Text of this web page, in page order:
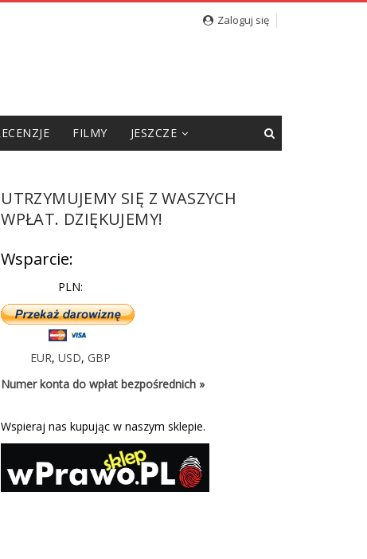
Zaloguj się
FILMY JESZCZE
UTRZYMUJEMY SIĘ Z WASZYCH
WPŁAT. DZIĘKUJEMY!
Wsparcie:
PLN:
EUR,USD,GBP
Numer konta do wpłat bezpośrednich »
Wspieraj nas kupując w naszym sklepie.